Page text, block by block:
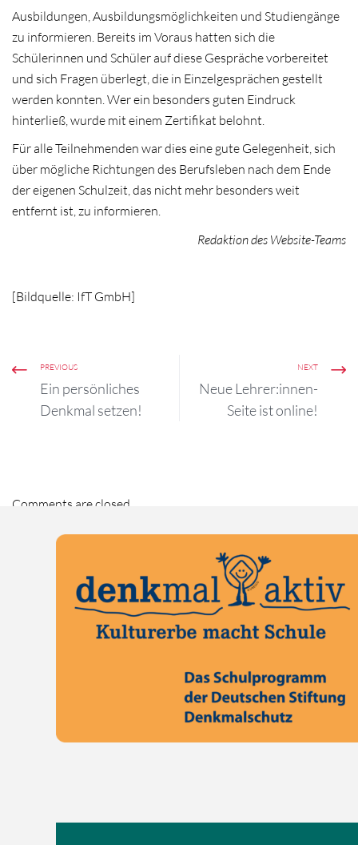
Ausbildungen, Ausbildungsmöglichkeiten und Studiengänge
zu informieren. Bereits im Voraus hatten sich die
Schülerinnen und Schüler auf diese Gespräche vorbereitet
und sich Fragen überlegt, die in Einzelgesprächen gestellt
werden konnten. Wer ein besonders guten Eindruck
hinterließ, wurde mit einem Zertifikat belohnt.
Für alle Teilnehmenden war dies eine gute Gelegenheit, sich
über mögliche Richtungen des Berufsleben nach dem Ende
der eigenen Schulzeit, das nicht mehr besonders weit
entfernt ist, zu informieren.
Redaktion des Website-Teams
[Bildquelle: IfT GmbH]
PREVIOUS
Ein persönliches
Denkmal setzen!
NEXT
Neue Lehrer:innen-
Seite ist online!
Comments are closed.